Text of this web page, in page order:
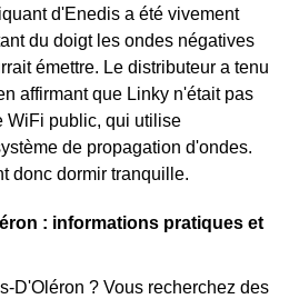
d'Enedis a été vivement
du doigt les ondes négatives
émettre. Le distributeur a tenu
affirmant que Linky n'était pas
WiFi public, qui utilise
de propagation d'ondes.
donc dormir tranquille.
: informations pratiques et
D'Oléron ? Vous recherchez des